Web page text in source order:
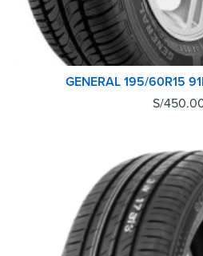
GENERAL 195/60R15
S/